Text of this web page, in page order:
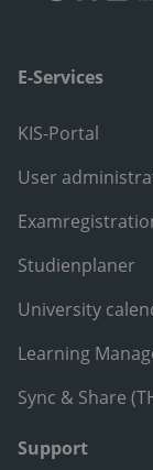
E-Services
KIS-Portal
User
Studienplaner
University
Learning
Sync & Share
Support